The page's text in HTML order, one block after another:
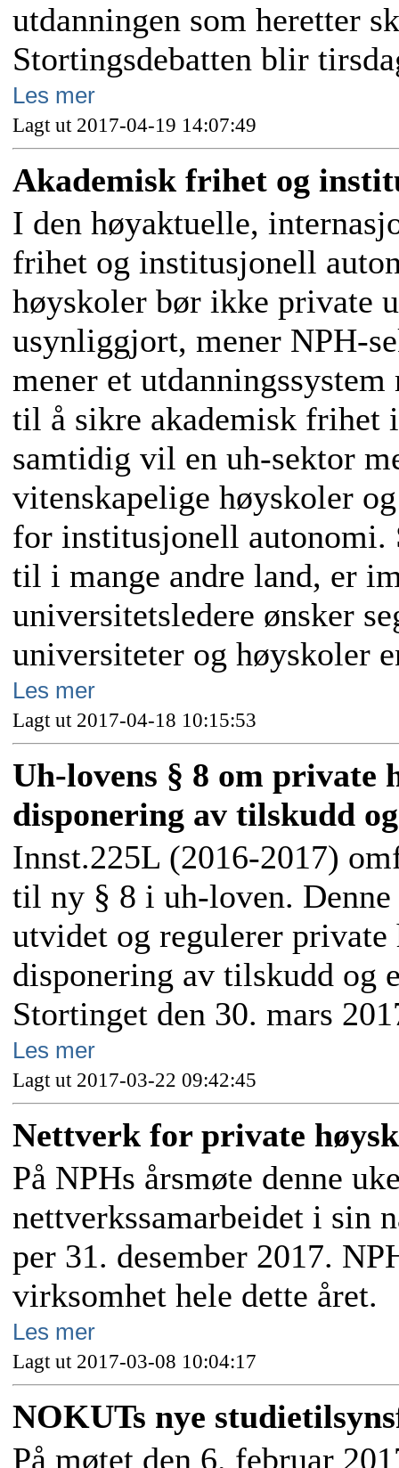
utdanningen som heretter
Stortingsdebatten blir
Les mer
Lagt ut 2017-04-19 14:07:49
Akademisk frihet og
I den høyaktuelle,
frihet og institusjonell
høyskoler bør ikke private
usynliggjort, mener NPH-
mener et
til å sikre akademisk frihet
samtidig vil en uh-sektor
vitenskapelige høyskoler
for institusjonell autonomi.
til i mange andre land, er
universitetsledere ønsker
universiteter og høyskoler
Les mer
Lagt ut 2017-04-18 10:15:53
Uh-lovens § 8 om private
disponering av tilskudd
Innst.225L (2016-2017)
til ny § 8 i uh-loven.
utvidet og regulerer
disponering av tilskudd og
Stortinget den 30. mars
Les mer
Lagt ut 2017-03-22 09:42:45
Nettverk for private
På NPHs årsmøte denne
nettverkssamarbeidet i sin
per 31. desember 2017.
virksomhet hele dette året.
Les mer
Lagt ut 2017-03-08 10:04:17
NOKUTs nye
På møtet den 6. februar